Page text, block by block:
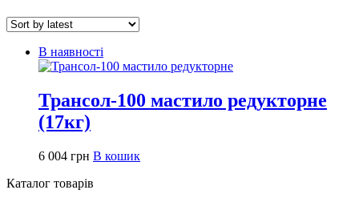
В наявності
Трансол-100 мастило редукторне
(17кг)
6 004 грн В кошик
Каталог товарів